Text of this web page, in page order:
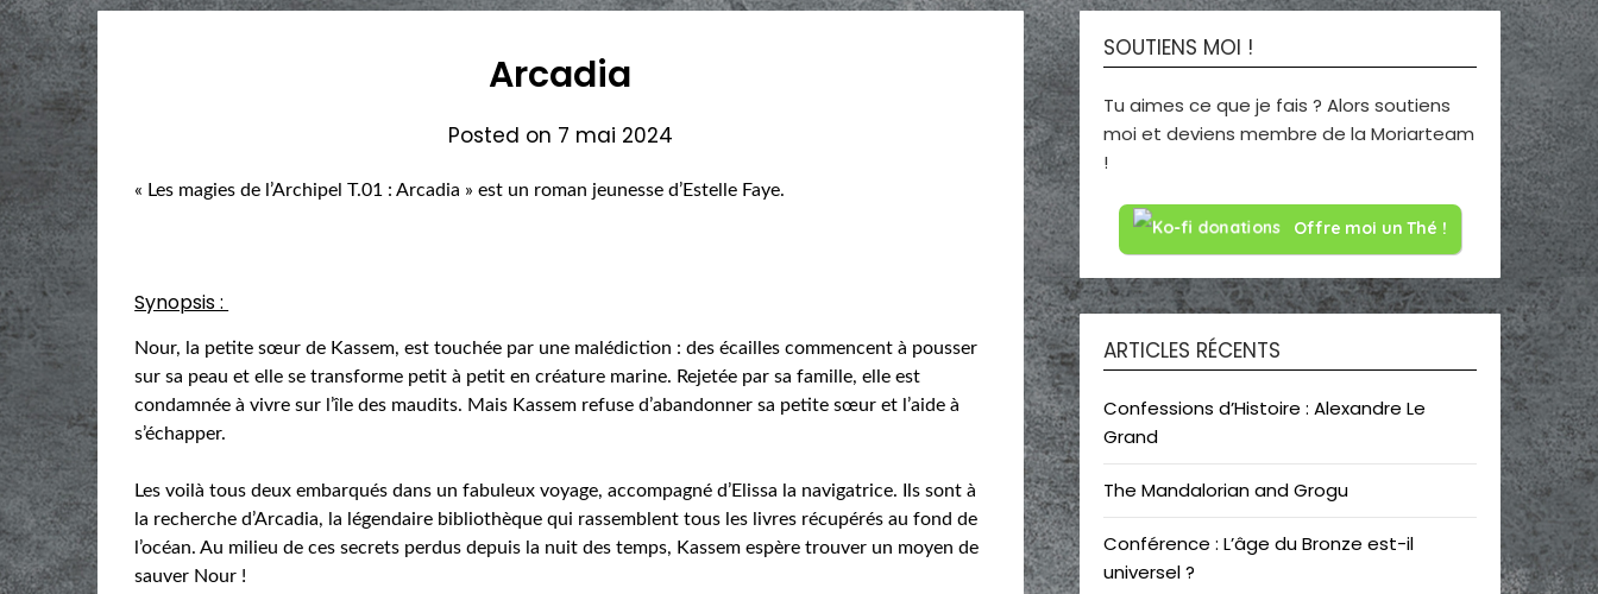
Arcadia
Posted on 7 mai 2024
« Les magies de l’Archipel T.01 : Arcadia » est un roman jeunesse d’Estelle Faye.
Synopsis :
Nour, la petite sœur de Kassem, est touchée par une malédiction : des écailles commencent à pousser
sur sa peau et elle se transforme petit à petit en créature marine. Rejetée par sa famille, elle est
condamnée à vivre sur l’île des maudits. Mais Kassem refuse d’abandonner sa petite sœur et l’aide à
s’échapper.
Les voilà tous deux embarqués dans un fabuleux voyage, accompagné d’Elissa la navigatrice. Ils sont à
la recherche d’Arcadia, la légendaire bibliothèque qui rassemblent tous les livres récupérés au fond de
l’océan. Au milieu de ces secrets perdus depuis la nuit des temps, Kassem espère trouver un moyen de
sauver Nour !
SOUTIENS MOI !
Tu aimes ce que je fais ? Alors soutiens
moi et deviens membre de la Moriarteam
!
Offre moi un Thé !
ARTICLES RÉCENTS
Confessions d’Histoire : Alexandre Le
Grand
The Mandalorian and Grogu
Conférence : L’âge du Bronze est-il
universel ?